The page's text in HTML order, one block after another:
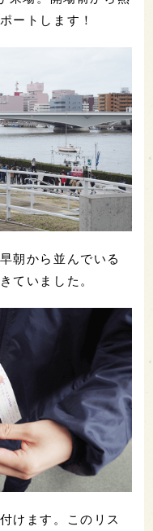
ートします！
朝から並んでいる
ていました。
けます。このリス